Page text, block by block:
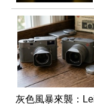
灰色風暴來襲：